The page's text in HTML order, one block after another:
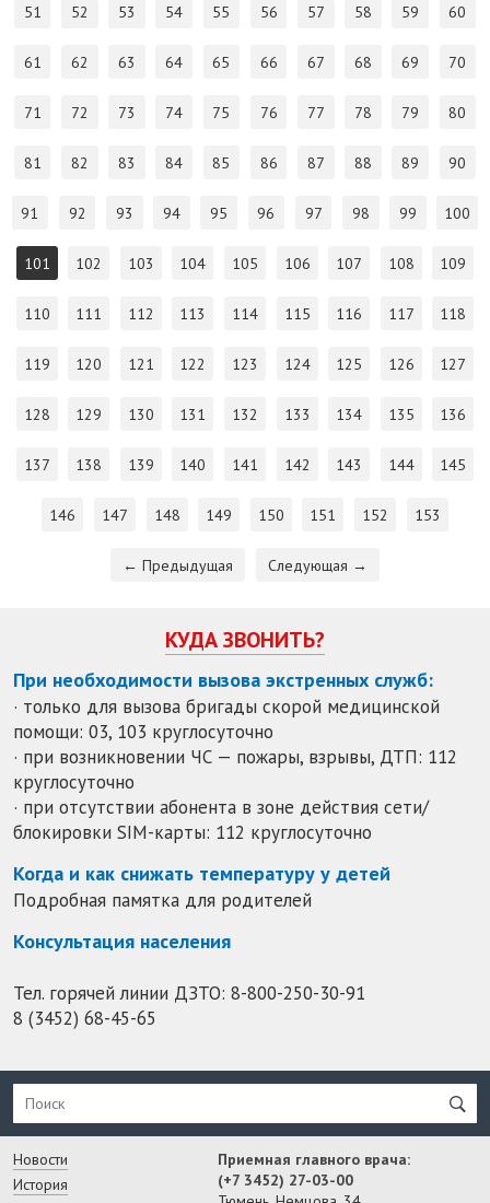
51 52 53 54 55 56 57 58 59 60
61 62 63 64 65 66 67 68 69 70
71 72 73 74 75 76 77 78 79 80
81 82 83 84 85 86 87 88 89 90
91 92 93 94 95 96 97 98 99 100
101 102 103 104 105 106 107 108 109
110 111 112 113 114 115 116 117 118
119 120 121 122 123 124 125 126 127
128 129 130 131 132 133 134 135 136
137 138 139 140 141 142 143 144 145
146 147 148 149 150 151 152 153
← Предыдущая Следующая →
КУДА ЗВОНИТЬ?
При необходимости вызова экстренных служб:
· только для вызова бригады скорой медицинской
помощи: 03, 103 круглосуточно
· при возникновении ЧС — пожары, взрывы, ДТП: 112
круглосуточно
· при отсутствии абонента в зоне действия сети/
блокировки SIM-карты: 112 круглосуточно
Когда и как снижать температуру у детей
Подробная памятка для родителей
Консультация населения
Тел. горячей линии ДЗТО: 8-800-250-30-91
8 (3452) 68-45-65
Новости
История
Приемная главного врача:
(+7 3452) 27-03-00